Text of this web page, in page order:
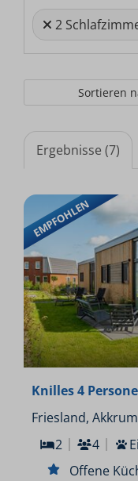
2
Sortieren
Ergebnisse (7)
EMPFOHLEN
Knilles 4
Friesland, Akkrum
2
4
Offene